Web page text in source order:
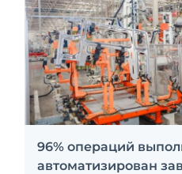
96% операций
автоматизирован